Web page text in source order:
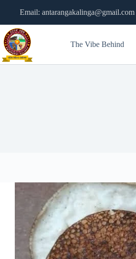
Email: antarangakalinga@gmail.com
The Vibe Behind